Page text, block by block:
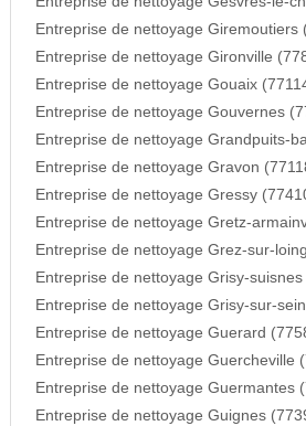
Entreprise de nettoyage Giremoutiers
Entreprise de nettoyage Gironville
Entreprise de nettoyage Gouaix
Entreprise de nettoyage Gouvernes
Entreprise de nettoyage Grandpuits-
Entreprise de nettoyage Gravon
Entreprise de nettoyage Gressy
Entreprise de nettoyage Gretz-
Entreprise de nettoyage Grez-sur-
Entreprise de nettoyage Grisy-
Entreprise de nettoyage Grisy-sur-
Entreprise de nettoyage Guerard
Entreprise de nettoyage Guercheville
Entreprise de nettoyage Guermantes
Entreprise de nettoyage Guignes